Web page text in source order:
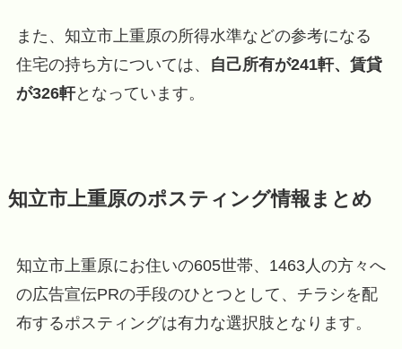
また、知立市上重原の所得水準などの参考になる
住宅の持ち方については、
自己所有が241軒、賃貸
が326軒となっています。
知立市上重原のポスティング情報まとめ
知立市上重原にお住いの605世帯、1463人の方々へ
の広告宣伝PRの手段のひとつとして、チラシを配
布するポスティングは有力な選択肢となります。